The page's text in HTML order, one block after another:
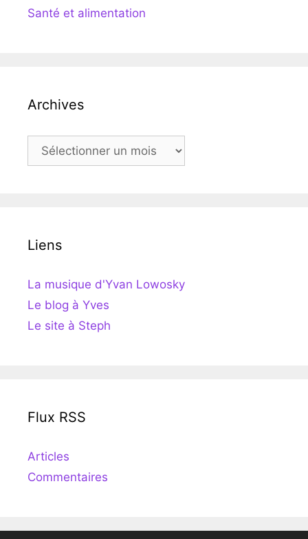
Santé et alimentation
Archives
Archives
Liens
La musique d'Yvan Lowosky
Le blog à Yves
Le site à Steph
Flux RSS
Articles
Commentaires